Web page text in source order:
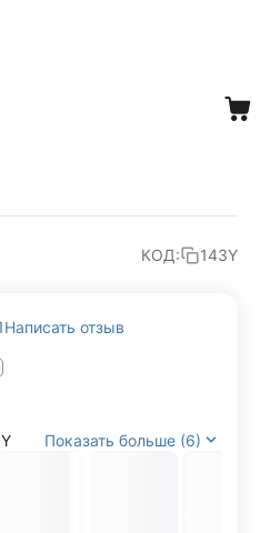
КОД: 143Y
Написать отзыв
Показать больше (6)